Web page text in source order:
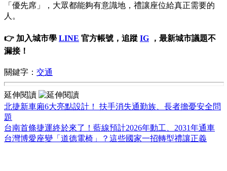
「優先席」，大眾都能夠有意識地，禮讓座位給真正需要的
人。
👉 加入城市學 LINE 官方帳號，追蹤 IG ，最新城市議題不
漏接！
關鍵字： 交通
延伸閱讀
北捷新車廂6大亮點設計！ 扶手消失通勤族、長者擔憂安全問
題
台南首條捷運終於來了！藍線預計2026年動工、2031年通車
台灣博愛座變「道德電椅」？這些國家一招轉型禮讓正義